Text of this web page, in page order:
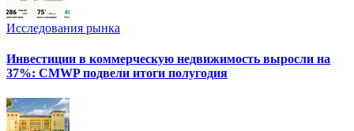
Исследования рынка
Инвестиции в коммерческую недвижимость выросли на
37%: CMWP подвели итоги полугодия